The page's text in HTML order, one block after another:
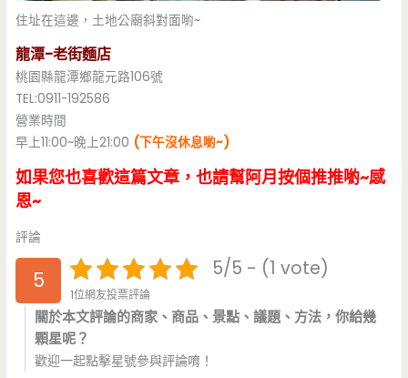
住址在這邊，土地公廟斜對面喲~
龍潭-老街麵店
桃園縣龍潭鄉龍元路106號
TEL:0911-192586
營業時間
早上11:00~晚上21:00 (下午沒休息喲~)
如果您也喜歡這篇文章，也請幫阿月按個推推喲~感
恩~
評論
5 5/5 - (1 vote)
1位網友投票評論
關於本文評論的商家、商品、景點、議題、方法，你給幾
顆星呢？
歡迎一起點擊星號參與評論唷！